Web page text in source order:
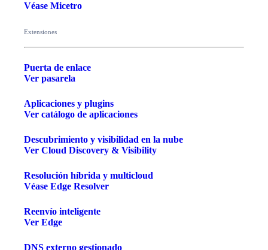
Véase Micetro
Extensiones
Puerta de enlace
Ver pasarela
Aplicaciones y plugins
Ver catálogo de aplicaciones
Descubrimiento y visibilidad en la nube
Ver Cloud Discovery & Visibility
Resolución híbrida y multicloud
Véase Edge Resolver
Reenvío inteligente
Ver Edge
DNS externo gestionado